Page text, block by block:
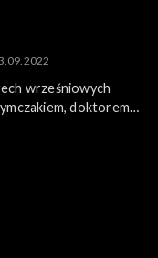
wrześniowych
doktorem
Instytutu Świętej